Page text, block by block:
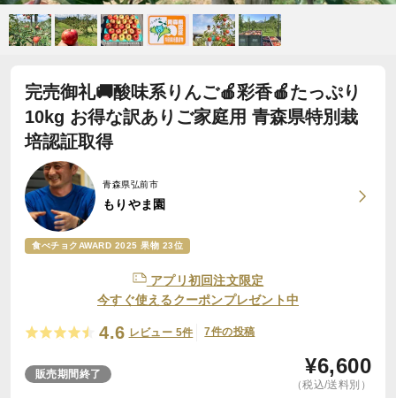
完売御礼🚚酸味系りんご🍎彩香🍎たっぷり
10kg お得な訳ありご家庭用 青森県特別栽
培認証取得
青森県弘前市
もりやま園
食べチョクAWARD 2025 果物 23位
アプリ初回注文限定
今すぐ使えるクーポンプレゼント中
4.6 レビュー 5件 7件の投稿
販売期間終了 ¥6,600
（税込/送料別）